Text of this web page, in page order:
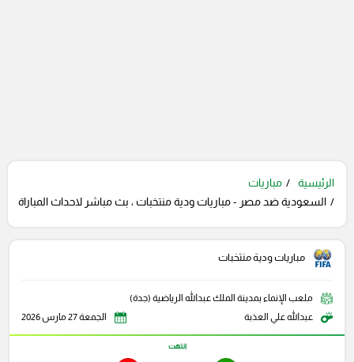
الرئيسية
مباريات
السعودية ضد مصر - مباريات ودية منتخبات ، بث مباشر لاحداث المباراة
مباريات ودية منتخبات
ملعب الإنماء بمدينة الملك عبدالله الرياضية (جدة)
عبدالله علي العذبة
الجمعة 27 مارس 2026
انتهت